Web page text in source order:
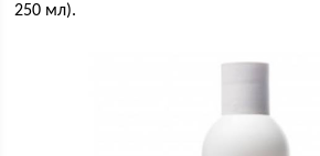
250 мл).